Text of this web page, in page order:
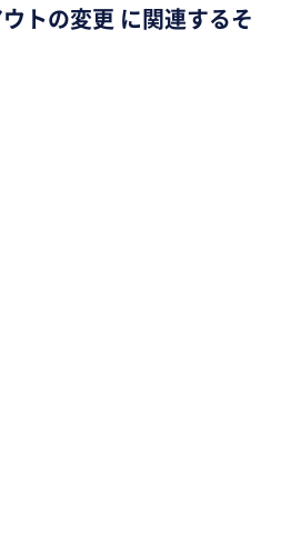
トの変更 に関連するそ